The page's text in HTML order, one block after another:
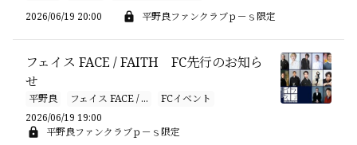
2026/06/19 20:00
平野良ファンクラブｐ－ｓ限定
フェイス FACE / FAITH FC先行のお知ら
せ
平野良 フェイス FACE / ...
FCイベント
2026/06/19 19:00
平野良ファンクラブｐ－ｓ限定